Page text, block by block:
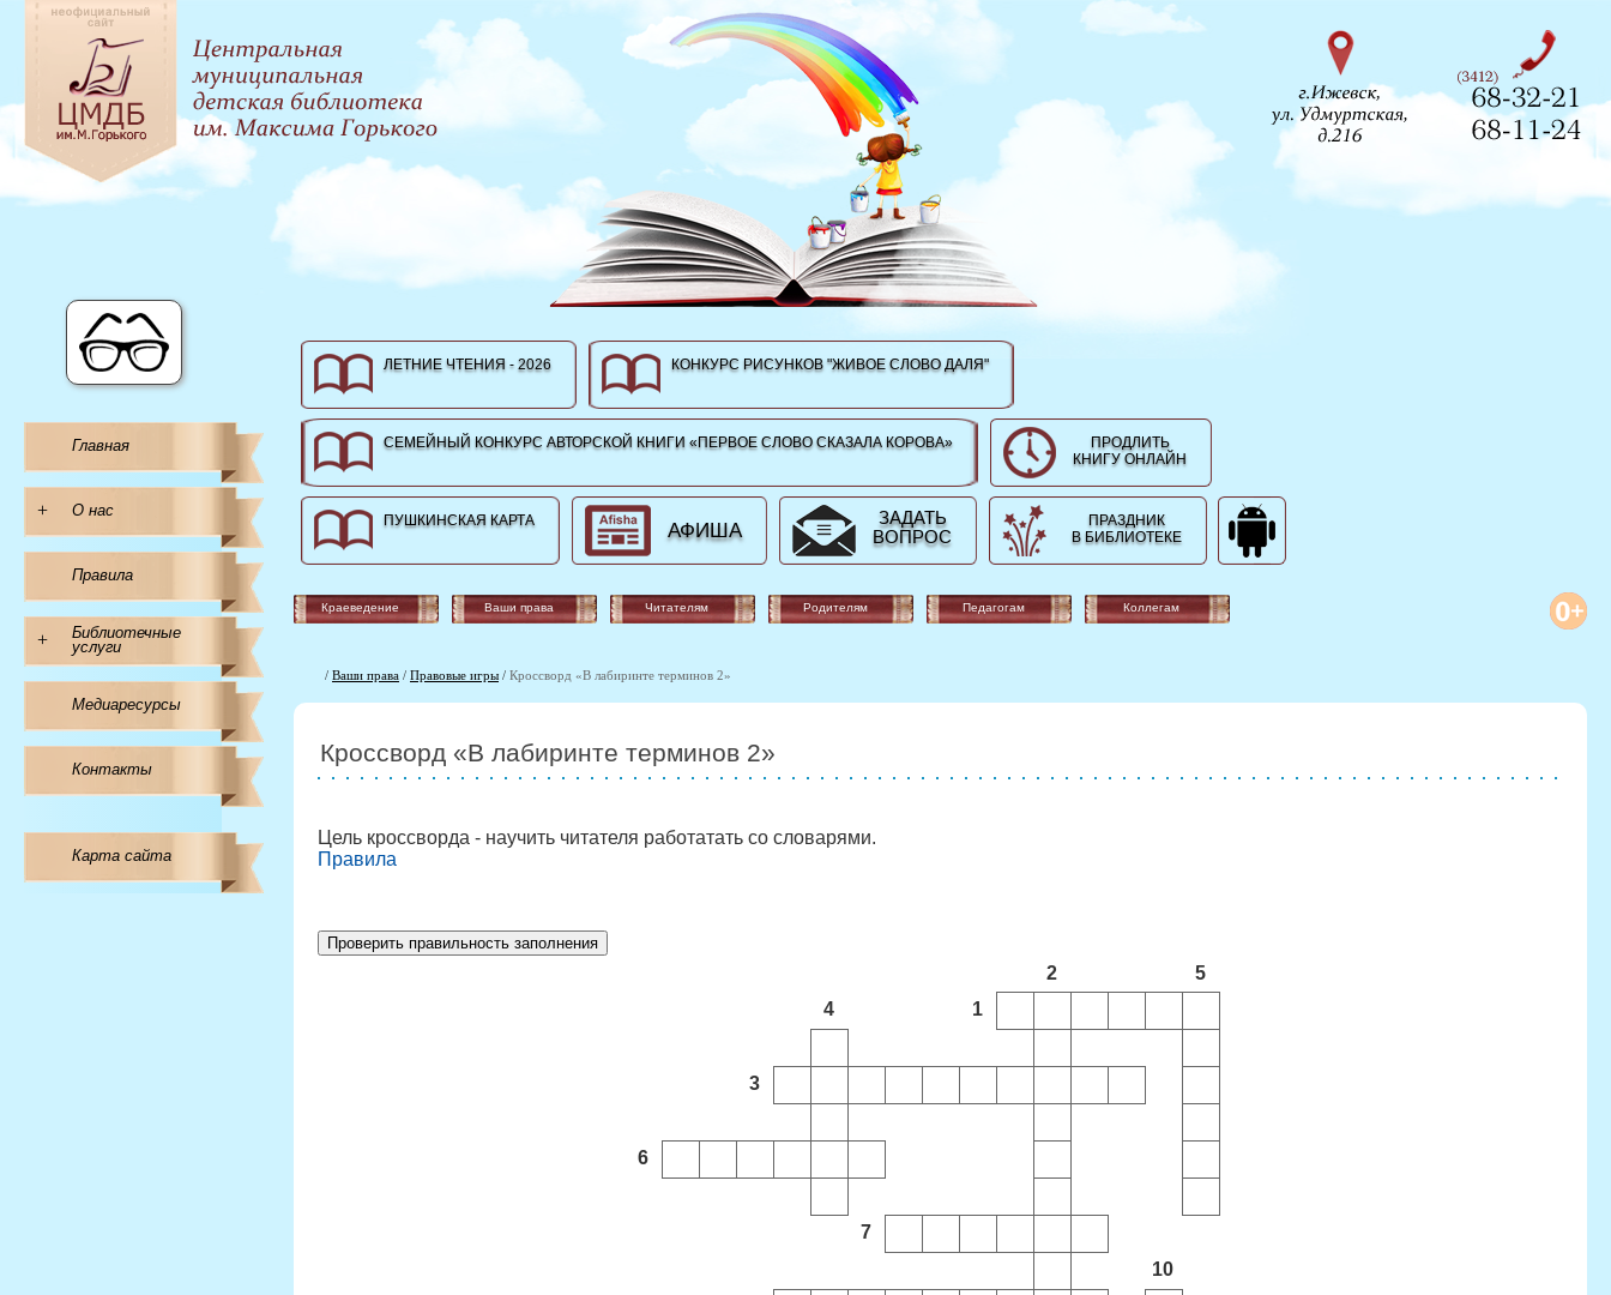
Главная
+ О нас
Правила
+
Библиотечные
услуги
Медиаресурсы
Контакты
Карта сайта
ЛЕТНИЕ ЧТЕНИЯ - 2026 КОНКУРС РИСУНКОВ "ЖИВОЕ СЛОВО ДАЛЯ"
СЕМЕЙНЫЙ КОНКУРС АВТОРСКОЙ КНИГИ «ПЕРВОЕ СЛОВО СКАЗАЛА КОРОВА»
ПРОДЛИТЬ
КНИГУ ОНЛАЙН
ПУШКИНСКАЯ КАРТА АФИША
ЗАДАТЬ
ВОПРОС
ПРАЗДНИК
В БИБЛИОТЕКЕ
Краеведение Ваши права Читателям Родителям Педагогам Коллегам
/ Ваши права / Правовые игры / Кроссворд «В лабиринте терминов 2»
Кроссворд «В лабиринте терминов 2»
Цель кроссворда - научить читателя работатать со словарями.
Правила
2
5
4
1
3
6
7
10